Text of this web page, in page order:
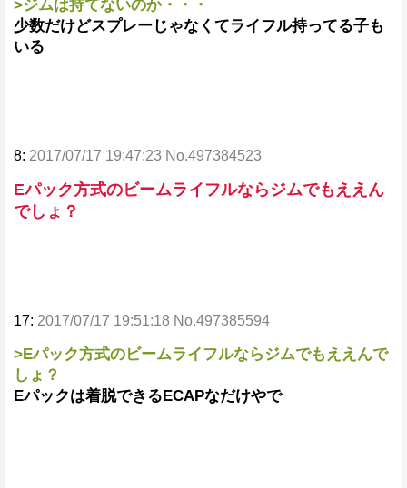
>ジムは持てないのか・・・
少数だけどスプレーじゃなくてライフル持ってる子も
いる
8: 2017/07/17 19:47:23 No.497384523
Eパック方式のビームライフルならジムでもええん
でしょ？
17: 2017/07/17 19:51:18 No.497385594
>Eパック方式のビームライフルならジムでもええんで
しょ？
Eパックは着脱できるECAPなだけやで